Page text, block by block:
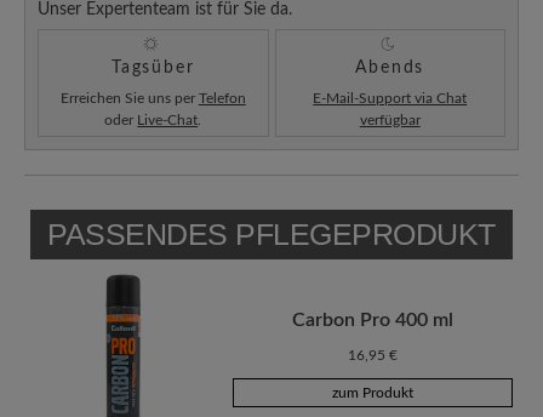
Unser Expertenteam ist für Sie da.
Tagsüber
Erreichen Sie uns per Telefon
oder Live-Chat
Abends
E-Mail-Support via Chat
verfügbar
PASSENDES PFLEGEPRODUKT
Carbon Pro 400 ml
16,95 €
zum Produkt